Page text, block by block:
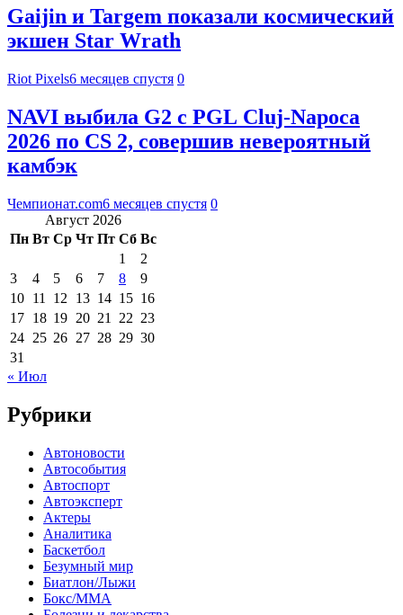
Gaijin и Targem показали космический
экшен Star Wrath
Riot Pixels6 месяцев спустя 0
NAVI выбила G2 с PGL Cluj-Napoca
2026 по CS 2, совершив невероятный
камбэк
Чемпионат.com6 месяцев спустя 0
Август 2026
Пн Вт Ср Чт Пт Сб Вс
1
2
3
4 5 6 7 8
9
10 11 12 13 14 15 16
17 18 19 20 21 22 23
24 25 26 27 28 29 30
31
« Июл
Рубрики
Автоновости
Автособытия
Автоспорт
Автоэксперт
Актеры
Аналитика
Баскетбол
Безумный мир
Биатлон/Лыжи
Бокс/MMA